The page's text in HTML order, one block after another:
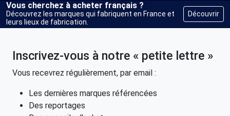
Vous cherchez à acheter français ?
Découvrez les marques qui fabriquent en France et
leurs lieux de fabrication.
Découvrir
Inscrivez-vous à notre « petite lettre »
Vous recevrez régulièrement, par email :
Les dernières marques référencées
Des reportages